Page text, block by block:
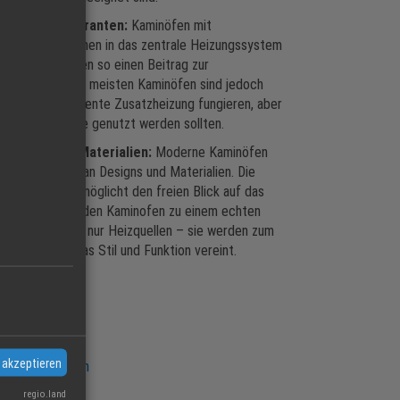
Energielieferanten: Kaminöfen mit
können in das zentrale Heizungssystem
und leisten so einen Beitrag zur
Die meisten Kaminöfen sind jedoch
die als effiziente Zusatzheizung fungieren, aber
Heizquelle genutzt werden sollten.
und Materialien: Moderne Kaminöfen
Auswahl an Designs und Materialien. Die
Glasscheibe ermöglicht den freien Blick auf das
und macht den Kaminofen zu einem echten
sind mehr als nur Heizquellen – sie werden zum
Möbelstück, das Stil und Funktion vereint.
Kaminöfen
Kaminöfen
Kaminöfen
regio.land